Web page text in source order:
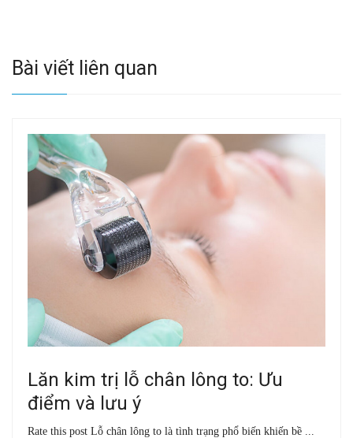
Bài viết liên quan
Lăn kim trị lỗ chân lông to: Ưu
điểm và lưu ý
Rate this post Lỗ chân lông to là tình trạng phổ biến khiến bề ...